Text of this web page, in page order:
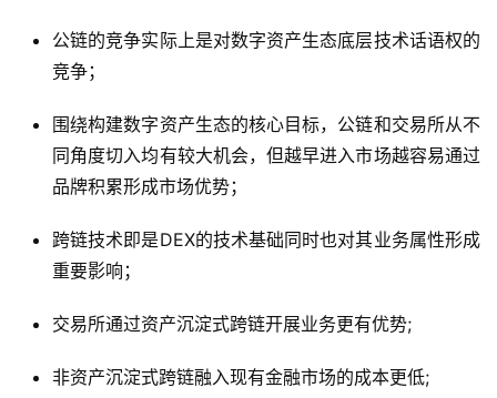
公链的竞争实际上是对数字资产生态底层技术话语权的
竞争；
围绕构建数字资产生态的核心目标，公链和交易所从不
同角度切入均有较大机会，但越早进入市场越容易通过
品牌积累形成市场优势；
跨链技术即是DEX的技术基础同时也对其业务属性形成
重要影响；
交易所通过资产沉淀式跨链开展业务更有优势;
非资产沉淀式跨链融入现有金融市场的成本更低;